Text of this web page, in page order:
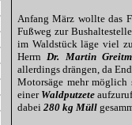
Anfang März wollte das
Fußweg zur
im Waldstück läge viel
HerrnDr. Martin
allerdings drängen, da
Motorsäge mehr möglich
einer Waldputzete
dabei 280 kg Müll